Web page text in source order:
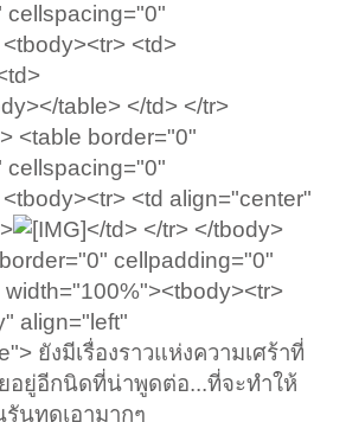
cellspacing="0"
<td>
table> </td> </tr>
<table border="0"
cellspacing="0"
<td align="center"
</td> </tr> </tbody>
cellpadding="0"
align="left"
ยังมีเรื่องราวแห่งความเศร้าที่
ยอยู่อีกนิดที่น่าพูดต่อ...ที่จะทำให้
นทดเอามากๆ